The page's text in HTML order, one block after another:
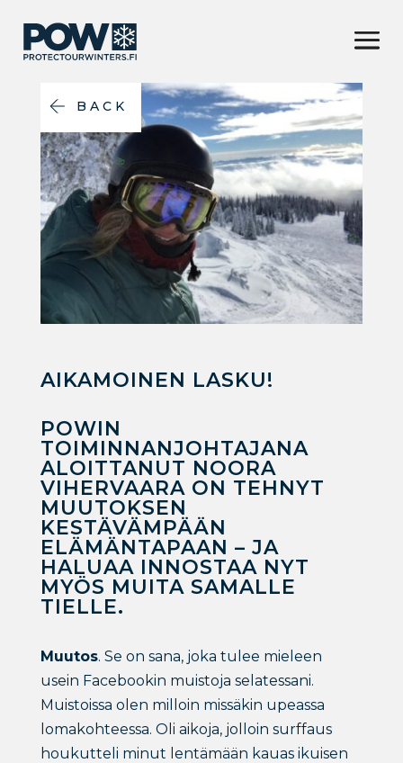
BACK
AIKAMOINEN LASKU!
POWIN
TOIMINNANJOHTAJANA
ALOITTANUT NOORA
VIHERVAARA ON TEHNYT
MUUTOKSEN
KESTÄVÄMPÄÄN
ELÄMÄNTAPAAN – JA
HALUAA INNOSTAA NYT
MYÖS MUITA SAMALLE
TIELLE.
Muutos. Se on sana, joka tulee mieleen
usein Facebookin muistoja selatessani.
Muistoissa olen milloin missäkin upeassa
lomakohteessa. Oli aikoja, jolloin surffaus
houkutteli minut lentämään kauas ikuisen